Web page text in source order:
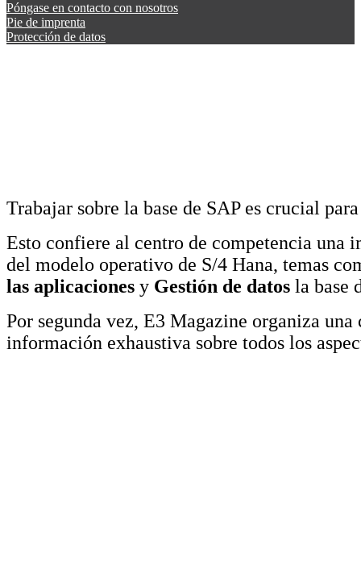
Póngase en contacto con nosotros
Pie de imprenta
Protección de datos
Trabajar sobre la base de SAP es crucial
Esto confiere al centro de competencia una
del modelo operativo de S/4 Hana, temas
las aplicaciones y Gestión de datos la base
Por segunda vez, E3 Magazine organiza
información exhaustiva sobre todos los